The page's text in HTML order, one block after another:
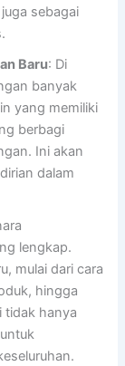
sebagai
Baru: Di
banyak
yang memiliki
berbagi
Ini akan
dalam
lengkap.
mulai dari cara
hingga
tidak hanya